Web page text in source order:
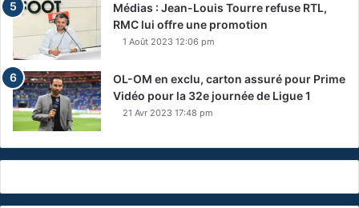
Médias : Jean-Louis Tourre refuse RTL,
RMC lui offre une promotion
1 Août 2023 12:06 pm
OL-OM en exclu, carton assuré pour Prime
Vidéo pour la 32e journée de Ligue 1
21 Avr 2023 17:48 pm